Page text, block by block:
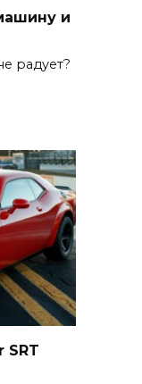
и
радует?
SRT